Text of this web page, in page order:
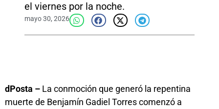
el viernes por la noche.
mayo 30, 2026
dPosta – La conmoción que generó la repentina
muerte de Benjamín Gadiel Torres comenzó a